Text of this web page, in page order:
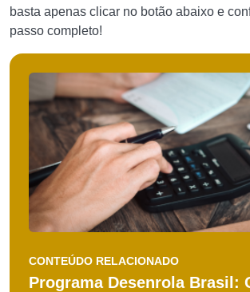
basta apenas clicar no botão abaixo e
passo completo!
CONTEÚDO RELACIONADO
Programa Desenrola Brasil: